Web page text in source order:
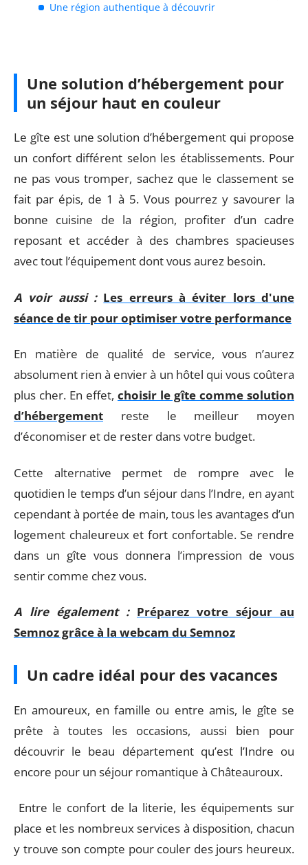
Une région authentique à découvrir
Une solution d’hébergement pour
un séjour haut en couleur
Le gîte est une solution d’hébergement qui propose
un confort différent selon les établissements. Pour
ne pas vous tromper, sachez que le classement se
fait par épis, de 1 à 5. Vous pourrez y savourer la
bonne cuisine de la région, profiter d’un cadre
reposant et accéder à des chambres spacieuses
avec tout l’équipement dont vous aurez besoin.
A voir aussi : Les erreurs à éviter lors d'une
séance de tir pour optimiser votre performance
En matière de qualité de service, vous n’aurez
absolument rien à envier à un hôtel qui vous coûtera
plus cher. En effet, choisir le gîte comme solution
d’hébergement reste le meilleur moyen
d’économiser et de rester dans votre budget.
Cette alternative permet de rompre avec le
quotidien le temps d’un séjour dans l’Indre, en ayant
cependant à portée de main, tous les avantages d’un
logement chaleureux et fort confortable. Se rendre
dans un gîte vous donnera l’impression de vous
sentir comme chez vous.
A lire également : Préparez votre séjour au
Semnoz grâce à la webcam du Semnoz
Un cadre idéal pour des vacances
En amoureux, en famille ou entre amis, le gîte se
prête à toutes les occasions, aussi bien pour
découvrir le beau département qu’est l’Indre ou
encore pour un séjour romantique à Châteauroux.
Entre le confort de la literie, les équipements sur
place et les nombreux services à disposition, chacun
y trouve son compte pour couler des jours heureux.